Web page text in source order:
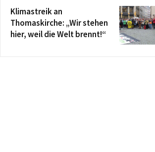
Klimastreik an
Thomaskirche: „Wir stehen
hier, weil die Welt brennt!“